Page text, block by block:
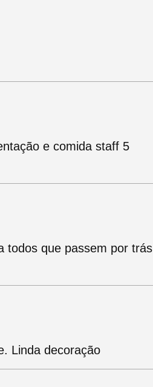
e comida staff 5
todos que passem por trás
Linda decoração